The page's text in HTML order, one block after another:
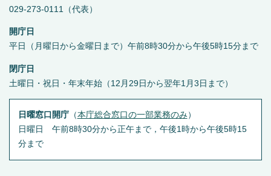
029-273-0111（代表）
開庁日
平日（月曜日から金曜日まで）午前8時30分から午後5時15分まで
閉庁日
土曜日・祝日・年末年始（12月29日から翌年1月3日まで）
日曜窓口開庁（本庁総合窓口の一部業務のみ ）
日曜日 午前8時30分から正午まで，午後1時から午後5時15
分まで